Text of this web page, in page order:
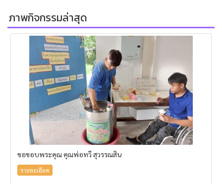
ภาพกิจกรรมล่าสุด
ขอขอบพระคุณ คุณพ่อทวี สุวรรณสิน
รายละเอียด